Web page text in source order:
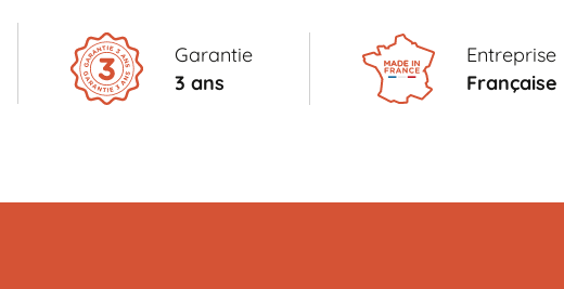
Garantie
3 ans
Entreprise
Française